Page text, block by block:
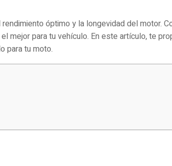
óptimo y la longevidad del motor.
mejor para tu vehículo. En este artículo, te
para tu moto.